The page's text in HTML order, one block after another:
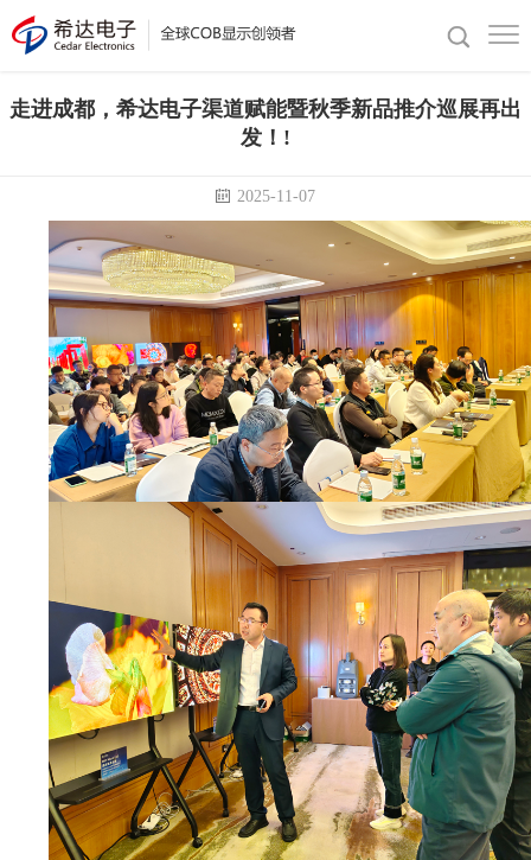
走进成都，希达电子渠道赋能暨秋季新品推介巡展再出
发！!
2025-11-07